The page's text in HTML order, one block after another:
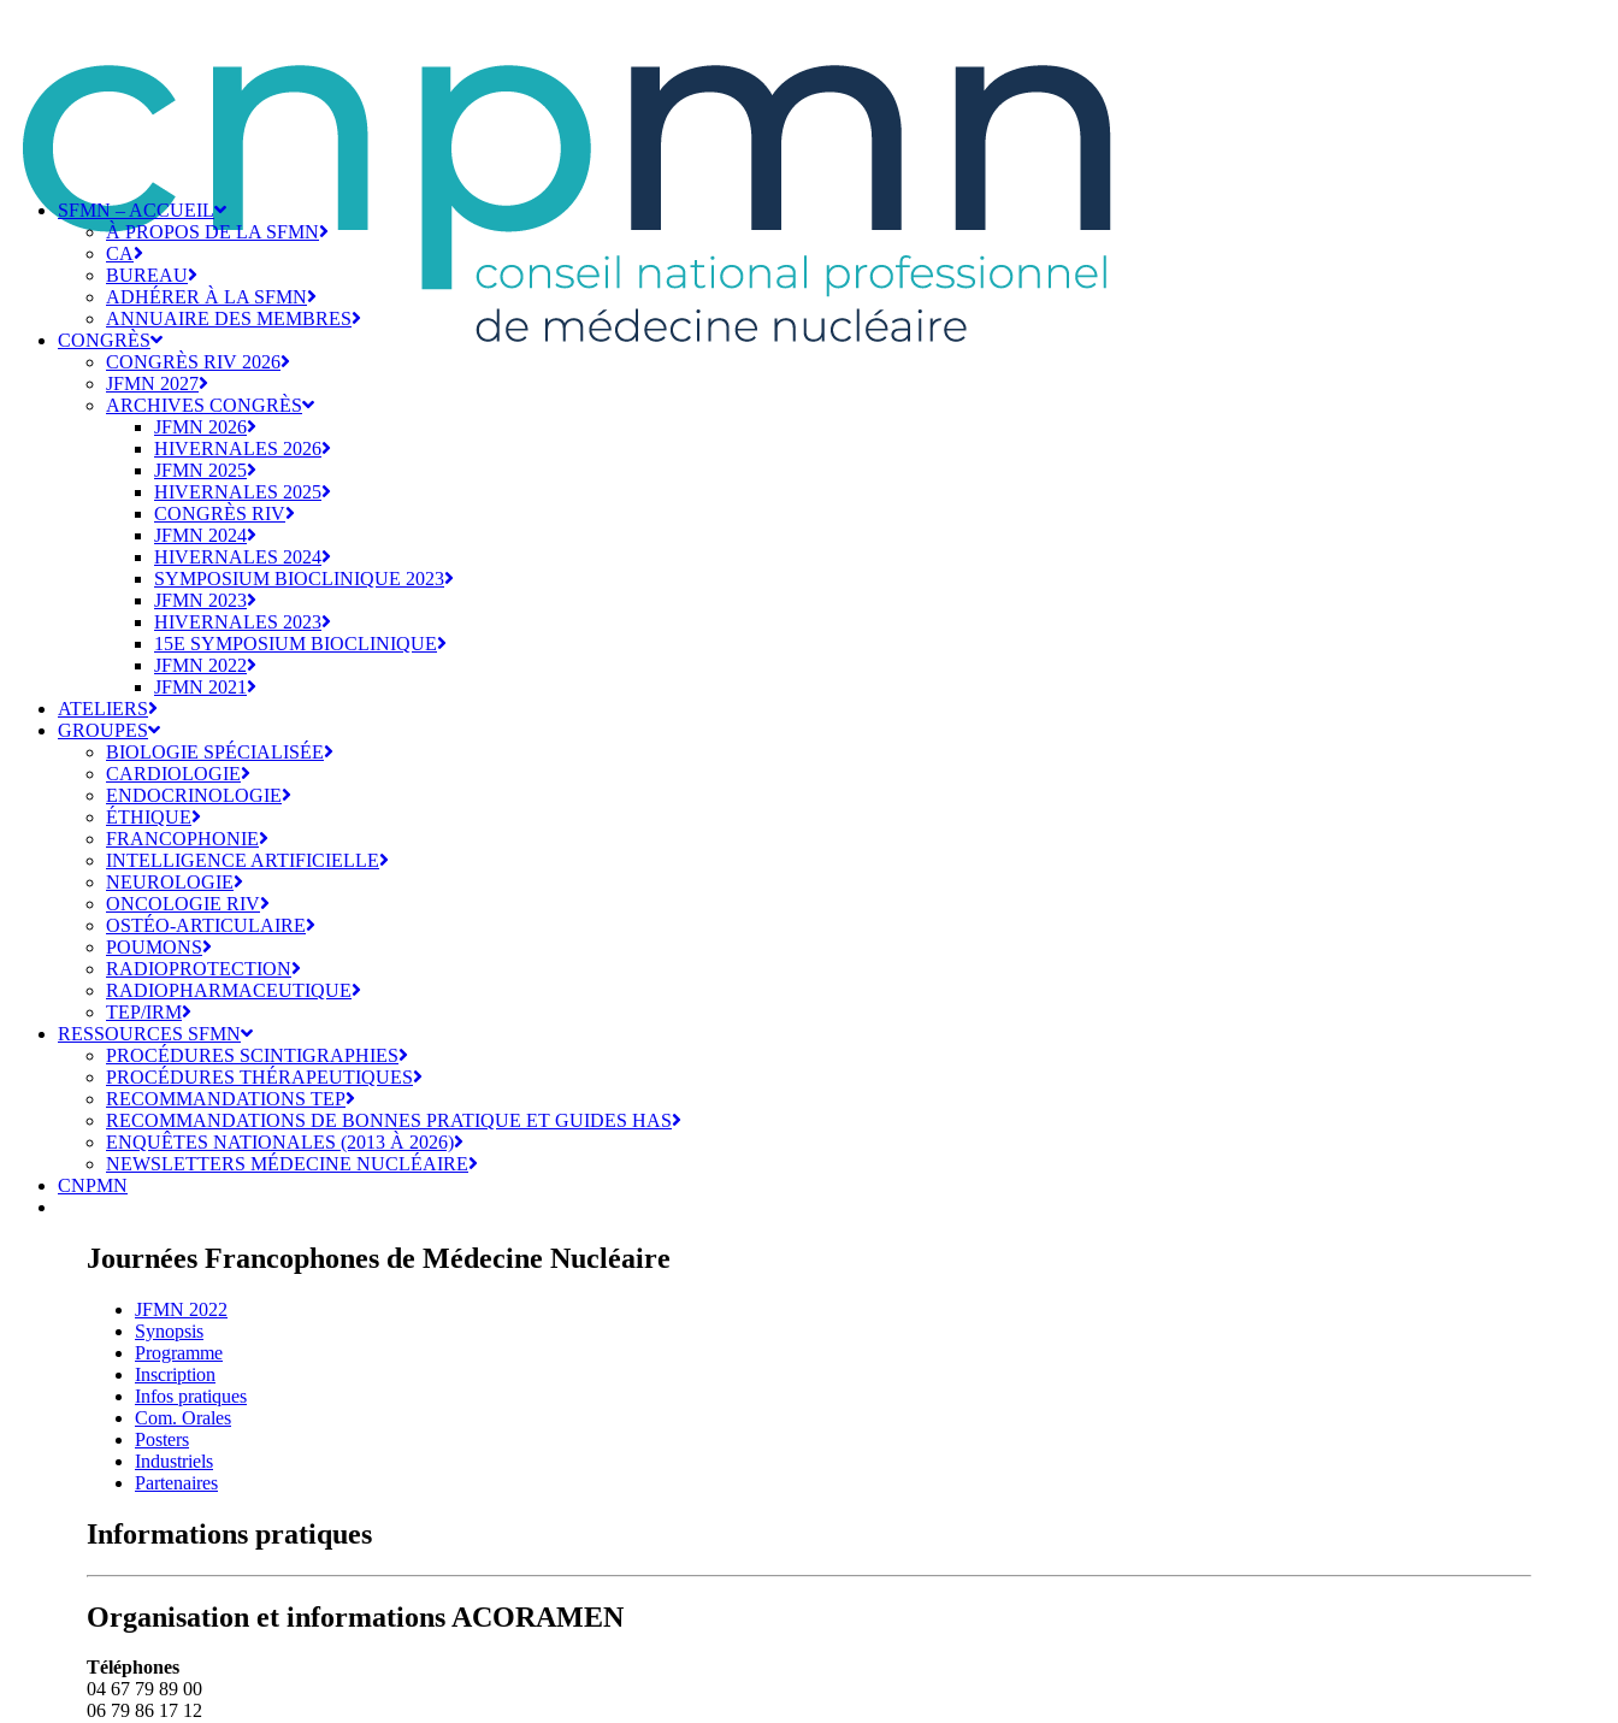
SFMN – ACCUEIL
À PROPOS DE LA SFMN
CA
BUREAU
ADHÉRER À LA SFMN
ANNUAIRE DES MEMBRES
CONGRÈS
CONGRÈS RIV 2026
JFMN 2027
ARCHIVES CONGRÈS
JFMN 2026
HIVERNALES 2026
JFMN 2025
HIVERNALES 2025
CONGRÈS RIV
JFMN 2024
HIVERNALES 2024
SYMPOSIUM BIOCLINIQUE 2023
JFMN 2023
HIVERNALES 2023
15E SYMPOSIUM BIOCLINIQUE
JFMN 2022
JFMN 2021
ATELIERS
GROUPES
BIOLOGIE SPÉCIALISÉE
CARDIOLOGIE
ENDOCRINOLOGIE
ÉTHIQUE
FRANCOPHONIE
INTELLIGENCE ARTIFICIELLE
NEUROLOGIE
ONCOLOGIE RIV
OSTÉO-ARTICULAIRE
POUMONS
RADIOPROTECTION
RADIOPHARMACEUTIQUE
TEP/IRM
RESSOURCES SFMN
PROCÉDURES SCINTIGRAPHIES
PROCÉDURES THÉRAPEUTIQUES
RECOMMANDATIONS TEP
RECOMMANDATIONS DE BONNES PRATIQUE ET GUIDES HAS
ENQUÊTES NATIONALES (2013 À 2026)
NEWSLETTERS MÉDECINE NUCLÉAIRE
CNPMN
Journées Francophones de Médecine Nucléaire
JFMN 2022
Synopsis
Programme
Inscription
Infos pratiques
Com. Orales
Posters
Industriels
Partenaires
Informations pratiques
Organisation et informations ACORAMEN
Téléphones
04 67 79 89 00
06 79 86 17 12